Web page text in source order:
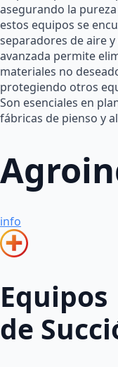
asegurando la
estos equipos se
separadores de aire
avanzada permite
materiales no
protegiendo otros
Son esenciales en
fábricas de pienso y
info
Equipos
de